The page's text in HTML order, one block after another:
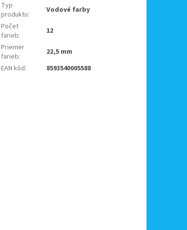
Typ
produktu:
Vodové farby
Počet
farieb:
12
Priemer
farieb:
22,5 mm
EAN kód: 8593540005588